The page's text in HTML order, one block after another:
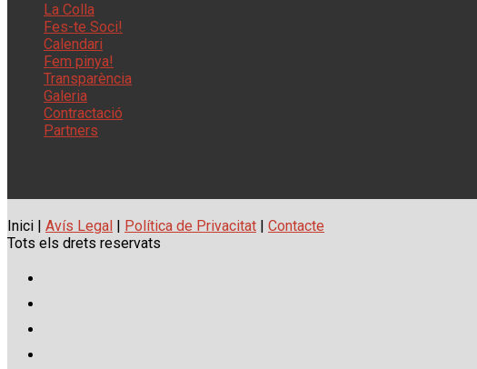
La Colla
Fes-te Soci!
Calendari
Fem pinya!
Transparència
Galeria
Contractació
Partners
Inici | Avís Legal Política de Privacitat
Contacte
Tots els drets reservats